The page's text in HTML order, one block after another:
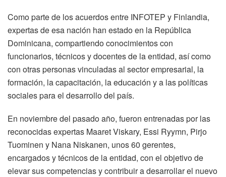
Como parte de los acuerdos entre INFOTEP y Finlandia,
expertas de esa nación han estado en la República
Dominicana, compartiendo conocimientos con
funcionarios, técnicos y docentes de la entidad, así como
con otras personas vinculadas al sector empresarial, la
formación, la capacitación, la educación y a las políticas
sociales para el desarrollo del país.
En noviembre del pasado año, fueron entrenadas por las
reconocidas expertas Maaret Viskary, Essi Ryymn, Pirjo
Tuominen y Nana Niskanen, unos 60 gerentes,
encargados y técnicos de la entidad, con el objetivo de
elevar sus competencias y contribuir a desarrollar el nuevo